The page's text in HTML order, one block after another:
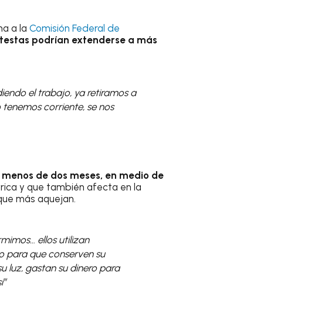
a la Comisión Federal de
podrían extenderse a más
el trabajo, ya retiramos a
corriente, se nos
de dos meses, en medio de
y que también afecta en la
más aquejan.
ellos utilizan
para que conserven su
luz, gastan su dinero para